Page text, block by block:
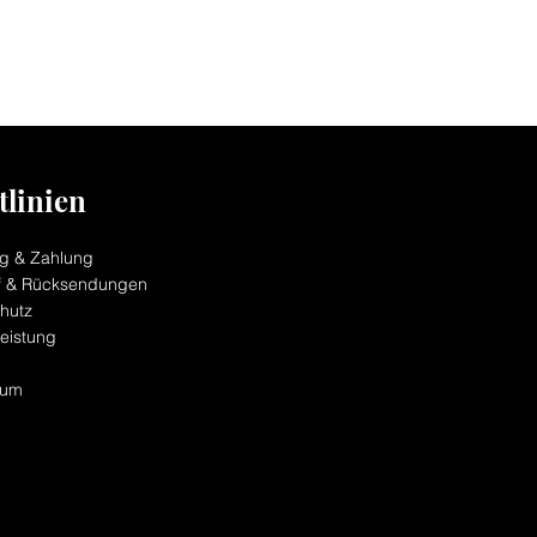
& Zahlung
& Rücksendungen